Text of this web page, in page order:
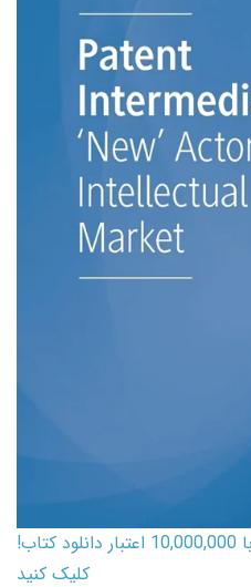
کارت اعتباری کتاب دانلود با 10,000,000 اعتبار دانلود کتاب!
کلیک کنید